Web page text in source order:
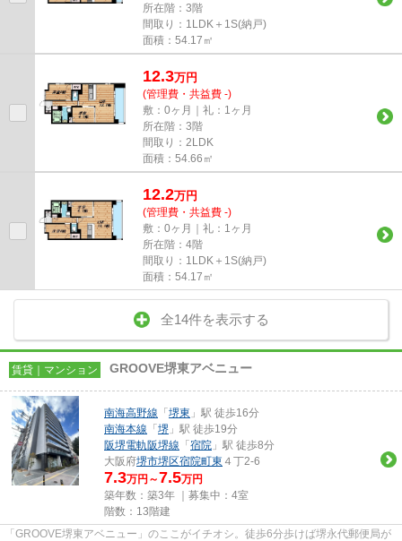
所在階：3階
間取り：1LDK＋1S(納戸)
面積：54.17㎡
12.3万円
(管理費・共益費 -)
敷：0ヶ月｜礼：1ヶ月
所在階：3階
間取り：2LDK
面積：54.66㎡
12.2万円
(管理費・共益費 -)
敷：0ヶ月｜礼：1ヶ月
所在階：4階
間取り：1LDK＋1S(納戸)
面積：54.17㎡
全14件を表示する
賃貸｜マンション GROOVE堺東アベニュー
南海高野線 「 堺東 」駅 徒歩16分
南海本線 「 堺 」駅 徒歩19分
阪堺電軌阪堺線 「 宿院 」駅 徒歩8分
大阪府堺市堺区宿院町東 ４丁2-6
7.3万円～7.5万円
築年数：築3年 ｜募集中： 4室
階数：13階建
「GROOVE堺東アベニュー」のここがイチオシ。徒歩6分歩けば堺永代郵便局が